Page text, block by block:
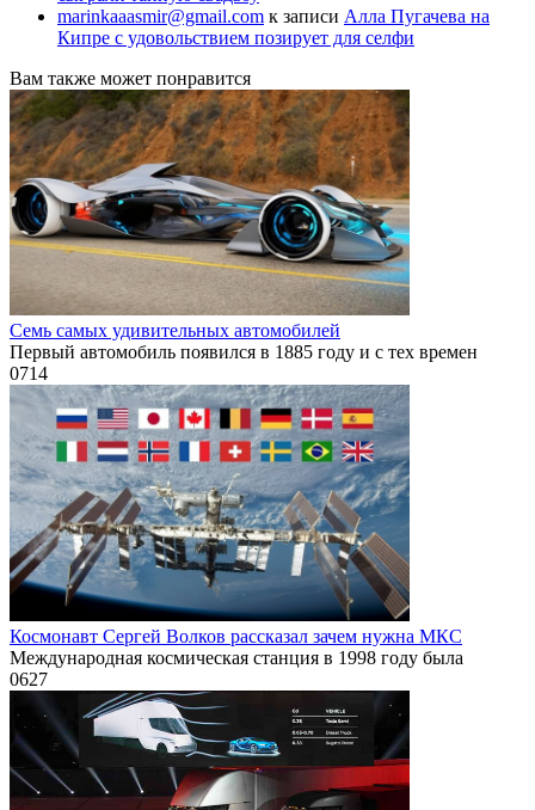
marinkaaasmir@gmail.com к записи Алла Пугачева на
Кипре с удовольствием позирует для селфи
Вам также может понравится
Семь самых удивительных автомобилей
Первый автомобиль появился в 1885 году и с тех времен
0714
Космонавт Сергей Волков рассказал зачем нужна МКС
Международная космическая станция в 1998 году была
0627